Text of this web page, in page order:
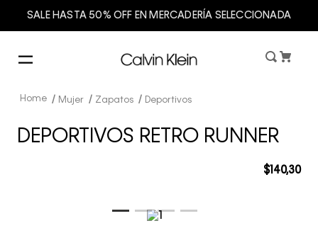
SALE HASTA 50% OFF EN MERCADERÍA SELECCIONADA
Mujer Zapatos Deportivos
DEPORTIVOS RETRO RUNNER
$140,30